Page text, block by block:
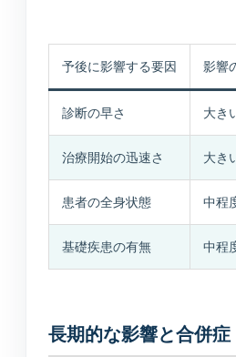
予後に影響する要因 影響
診断の早さ 大き
治療開始の迅速さ 大き
患者の全身状態 中程
基礎疾患の有無 中程
長期的な影響と合併症